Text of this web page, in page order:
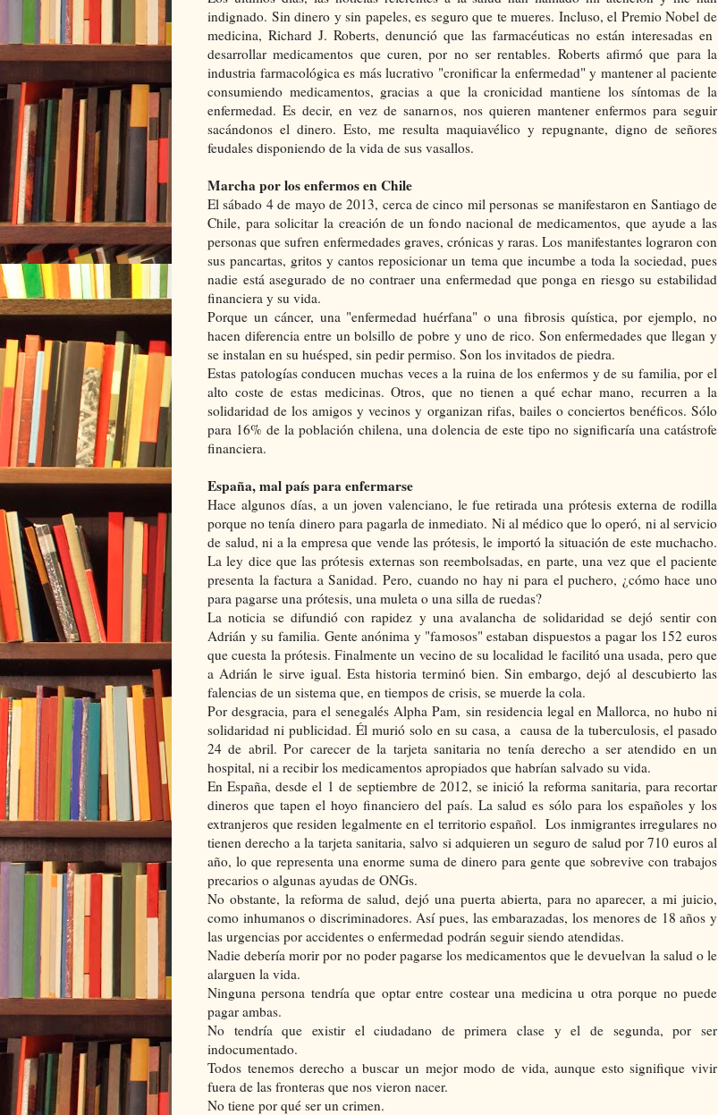
indignado. Sin dinero y sin papeles, es seguro que te mueres. Incluso, el Premio Nobel de
medicina, Richard J. Roberts, denunció que las farmacéuticas no están interesadas en
desarrollar medicamentos que curen, por no ser rentables. Roberts afirmó que para la
industria farmacológica es más lucrativo "cronificar la enfermedad" y mantener al paciente
consumiendo medicamentos, gracias a que la cronicidad mantiene los síntomas de la
enfermedad. Es decir, en vez de sanarnos, nos quieren mantener enfermos para seguir
sacándonos el dinero. Esto, me resulta maquiavélico y repugnante, digno de señores
feudales disponiendo de la vida de sus vasallos.
Marcha por los enfermos en Chile
El sábado 4 de mayo de 2013, cerca de cinco mil personas se manifestaron en Santiago de
Chile, para solicitar la creación de un fondo nacional de medicamentos, que ayude a las
personas que sufren enfermedades graves, crónicas y raras. Los manifestantes lograron con
sus pancartas, gritos y cantos reposicionar un tema que incumbe a toda la sociedad, pues
nadie está asegurado de no contraer una enfermedad que ponga en riesgo su estabilidad
financiera y su vida.
Porque un cáncer, una "enfermedad huérfana" o una fibrosis quística, por ejemplo, no
hacen diferencia entre un bolsillo de pobre y uno de rico. Son enfermedades que llegan y
se instalan en su huésped, sin pedir permiso. Son los invitados de piedra.
Estas patologías conducen muchas veces a la ruina de los enfermos y de su familia, por el
alto coste de estas medicinas. Otros, que no tienen a qué echar mano, recurren a la
solidaridad de los amigos y vecinos y organizan rifas, bailes o conciertos benéficos. Sólo
para 16% de la población chilena, una dolencia de este tipo no significaría una catástrofe
financiera.
España, mal país para enfermarse
Hace algunos días, a un joven valenciano, le fue retirada una prótesis externa de rodilla
porque no tenía dinero para pagarla de inmediato. Ni al médico que lo operó, ni al servicio
de salud, ni a la empresa que vende las prótesis, le importó la situación de este muchacho.
La ley dice que las prótesis externas son reembolsadas, en parte, una vez que el paciente
presenta la factura a Sanidad. Pero, cuando no hay ni para el puchero, ¿cómo hace uno
para pagarse una prótesis, una muleta o una silla de ruedas?
La noticia se difundió con rapidez y una avalancha de solidaridad se dejó sentir con
Adrián y su familia. Gente anónima y "famosos" estaban dispuestos a pagar los 152 euros
que cuesta la prótesis. Finalmente un vecino de su localidad le facilitó una usada, pero que
a Adrián le sirve igual. Esta historia terminó bien. Sin embargo, dejó al descubierto las
falencias de un sistema que, en tiempos de crisis, se muerde la cola.
Por desgracia, para el senegalés Alpha Pam, sin residencia legal en Mallorca, no hubo ni
solidaridad ni publicidad. Él murió solo en su casa, a causa de la tuberculosis, el pasado
24 de abril. Por carecer de la tarjeta sanitaria no tenía derecho a ser atendido en un
hospital, ni a recibir los medicamentos apropiados que habrían salvado su vida.
En España, desde el 1 de septiembre de 2012, se inició la reforma sanitaria, para recortar
dineros que tapen el hoyo financiero del país. La salud es sólo para los españoles y los
extranjeros que residen legalmente en el territorio español. Los inmigrantes irregulares no
tienen derecho a la tarjeta sanitaria, salvo si adquieren un seguro de salud por 710 euros al
año, lo que representa una enorme suma de dinero para gente que sobrevive con trabajos
precarios o algunas ayudas de ONGs.
No obstante, la reforma de salud, dejó una puerta abierta, para no aparecer, a mi juicio,
como inhumanos o discriminadores. Así pues, las embarazadas, los menores de 18 años y
las urgencias por accidentes o enfermedad podrán seguir siendo atendidas.
Nadie debería morir por no poder pagarse los medicamentos que le devuelvan la salud o le
alarguen la vida.
Ninguna persona tendría que optar entre costear una medicina u otra porque no puede
pagar ambas.
No tendría que existir el ciudadano de primera clase y el de segunda, por ser
indocumentado.
Todos tenemos derecho a buscar un mejor modo de vida, aunque esto signifique vivir
fuera de las fronteras que nos vieron nacer.
No tiene por qué ser un crimen.